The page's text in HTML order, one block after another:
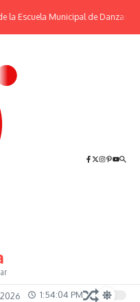
la Escuela Municipal de Danzas “El
1:54:05 PM